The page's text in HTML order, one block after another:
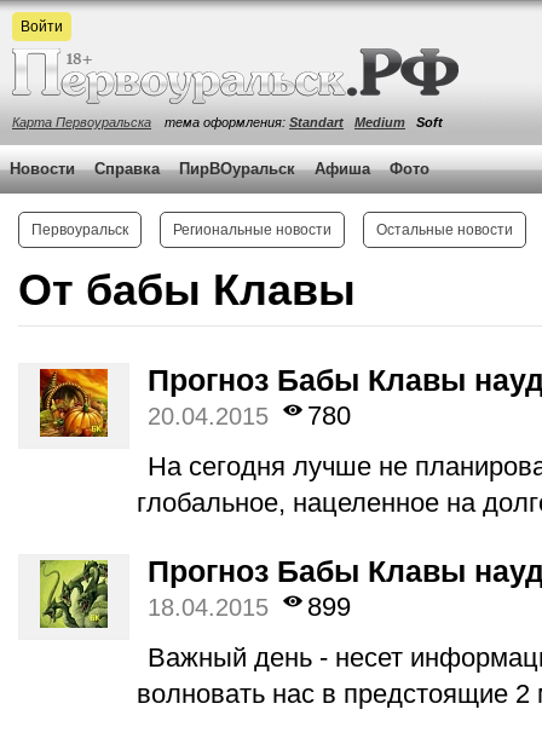
Войти
Карта Первоуральска тема оформления: Standart Medium Soft
Новости Справка ПирВОуральск Афиша Фото
Первоуральск Региональные новости Остальные новости
От бабы Клавы
Прогноз Бабы Клавы
20.04.2015
780
На сегодня лучше не
глобальное, нацеленное на
Прогноз Бабы Клавы
18.04.2015
899
Важный день - несет
волновать нас в предстоящие 2